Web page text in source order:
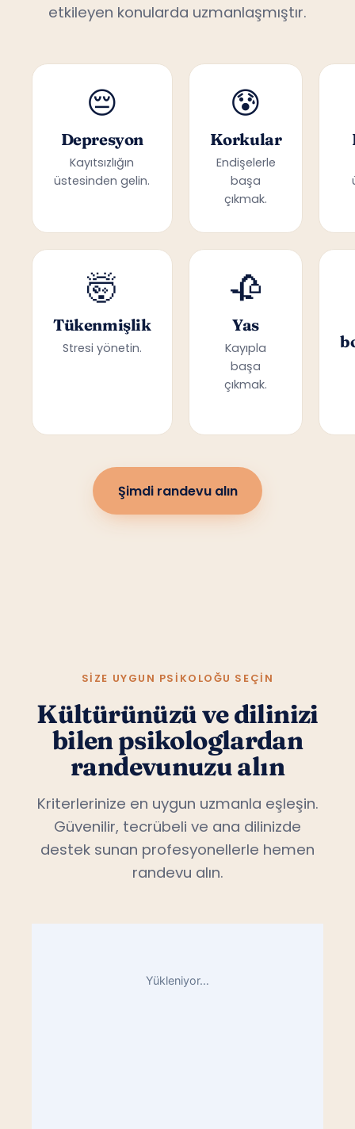
etkileyen konularda uzmanlaşmıştır.
😔
Depresyon
Kayıtsızlığın
üstesinden gelin.
😰
Korkular
Endişelerle
başa
çıkmak.
🤯
Tükenmişlik
Stresi yönetin.
🥀
Yas
Kayıpla
başa
çıkmak.
Şimdi randevu alın
SIZE UYGUN PSIKOLOĞU SEÇIN
Kültürünüzü ve dilinizi
bilen psikologlardan
randevunuzu alın
Kriterlerinize en uygun uzmanla eşleşin.
Güvenilir, tecrübeli ve ana dilinizde
destek sunan profesyonellerle hemen
randevu alın.